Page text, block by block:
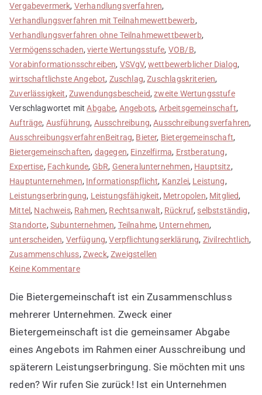
Vergabevermerk, Verhandlungsverfahren,
Verhandlungsverfahren mit Teilnahmewettbewerb,
Verhandlungsverfahren ohne Teilnahmewettbewerb,
Vermögensschaden,vierte Wertungsstufe, VOB/B,
Vorabinformationsschreiben, VSVgV, wettbewerblicher Dialog,
wirtschaftlichste Angebot, Zuschlag,Zuschlagskriterien,
Zuverlässigkeit, Zuwendungsbescheid,zweite Wertungsstufe
Verschlagwortet mitAbgabe, Angebots, Arbeitsgemeinschaft,
Aufträge, Ausführung, Ausschreibung,Ausschreibungsverfahren,
AusschreibungsverfahrenBeitrag, Bieter, Bietergemeinschaft,
Bietergemeinschaften, dagegen, Einzelfirma, Erstberatung,
Expertise, Fachkunde, GbR, Generalunternehmen, Hauptsitz,
Hauptunternehmen, Informationspflicht, Kanzlei, Leistung,
Leistungserbringung, Leistungsfähigkeit, Metropolen, Mitglied,
Mittel, Nachweis, Rahmen, Rechtsanwalt, Rückruf, selbstständig,
Standorte, Subunternehmen, Teilnahme, Unternehmen,
unterscheiden, Verfügung,Verpflichtungserklärung, Zivilrechtlich,
Zusammenschluss, Zweck,Zweigstellen
Keine Kommentarezu
in
Ausschreibungsverfahren
Die Bietergemeinschaft ist ein Zusammenschluss
mehrerer Unternehmen. Zweck einer
Bietergemeinschaft ist die gemeinsamer Abgabe
eines Angebots im Rahmen einer Ausschreibung und
späterern Leistungserbringung. Sie möchten mit uns
reden? Wir rufen Sie zurück! Ist ein Unternehmen